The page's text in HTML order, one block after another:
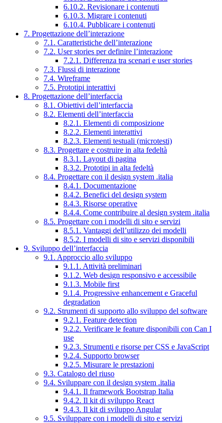
6.10.2. Revisionare i contenuti
6.10.3. Migrare i contenuti
6.10.4. Pubblicare i contenuti
7. Progettazione dell’interazione
7.1. Caratteristiche dell’interazione
7.2. User stories per definire l’interazione
7.2.1. Differenza tra scenari e user stories
7.3. Flussi di interazione
7.4. Wireframe
7.5. Prototipi interattivi
8. Progettazione dell’interfaccia
8.1. Obiettivi dell’interfaccia
8.2. Elementi dell’interfaccia
8.2.1. Elementi di composizione
8.2.2. Elementi interattivi
8.2.3. Elementi testuali (microtesti)
8.3. Progettare e costruire in alta fedeltà
8.3.1. Layout di pagina
8.3.2. Prototipi in alta fedeltà
8.4. Progettare con il design system .italia
8.4.1. Documentazione
8.4.2. Benefici del design system
8.4.3. Risorse operative
8.4.4. Come contribuire al design system .italia
8.5. Progettare con i modelli di sito e servizi
8.5.1. Vantaggi dell’utilizzo dei modelli
8.5.2. I modelli di sito e servizi disponibili
9. Sviluppo dell’interfaccia
9.1. Approccio allo sviluppo
9.1.1. Attività preliminari
9.1.2. Web design responsivo e accessibile
9.1.3. Mobile first
9.1.4. Progressive enhancement e Graceful
degradation
9.2. Strumenti di supporto allo sviluppo del software
9.2.1. Feature detection
9.2.2. Verificare le feature disponibili con Can I
use
9.2.3. Strumenti e risorse per CSS e JavaScript
9.2.4. Supporto browser
9.2.5. Misurare le prestazioni
9.3. Catalogo del riuso
9.4. Sviluppare con il design system .italia
9.4.1. Il framework Bootstrap Italia
9.4.2. Il kit di sviluppo React
9.4.3. Il kit di sviluppo Angular
9.5. Sviluppare con i modelli di sito e servizi